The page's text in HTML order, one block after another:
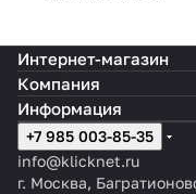
Интернет-магазин
Компания
Информация
+7 985 003-85-35
info@klicknet.ru
г. Москва,